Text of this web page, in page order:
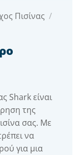
Πισίνας /
Shark είναι
της
σας. Με
να
για μια